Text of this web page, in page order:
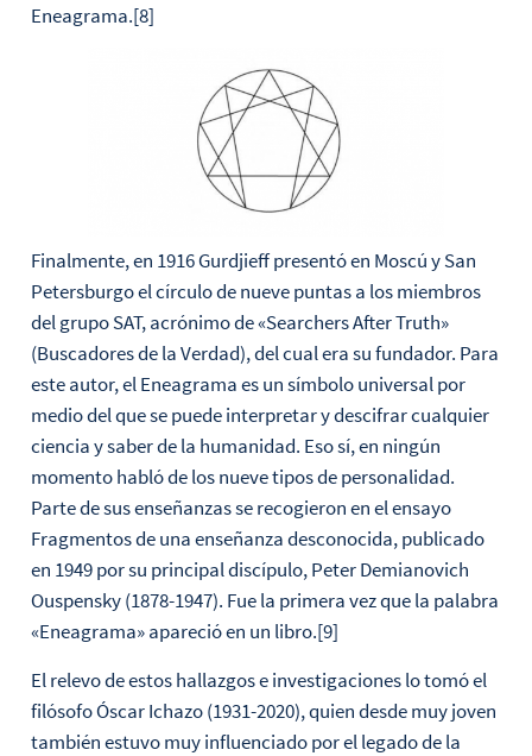
Eneagrama.[8]
Finalmente, en 1916 Gurdjieff presentó en Moscú y San
Petersburgo el círculo de nueve puntas a los miembros
del grupo SAT, acrónimo de «Searchers After Truth»
(Buscadores de la Verdad), del cual era su fundador. Para
este autor, el Eneagrama es un símbolo universal por
medio del que se puede interpretar y descifrar cualquier
ciencia y saber de la humanidad. Eso sí, en ningún
momento habló de los nueve tipos de personalidad.
Parte de sus enseñanzas se recogieron en el ensayo
Fragmentos de una enseñanza desconocida, publicado
en 1949 por su principal discípulo, Peter Demianovich
Ouspensky (1878-1947). Fue la primera vez que la palabra
«Eneagrama» apareció en un libro.[9]
El relevo de estos hallazgos e investigaciones lo tomó el
filósofo Óscar Ichazo (1931-2020), quien desde muy joven
también estuvo muy influenciado por el legado de la